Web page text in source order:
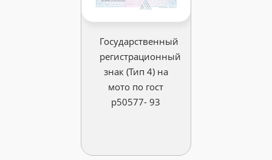
Государственный
регистрационный
знак (Тип 4) на
мото по гост
р50577- 93